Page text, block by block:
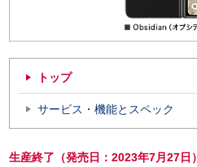
トップ
サービス・機能とスペック
生産終了（発売日：2023年7月27日）